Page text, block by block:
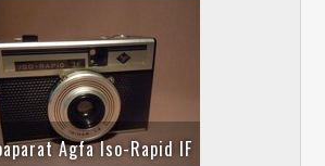
Agfa Iso-Rapid IF